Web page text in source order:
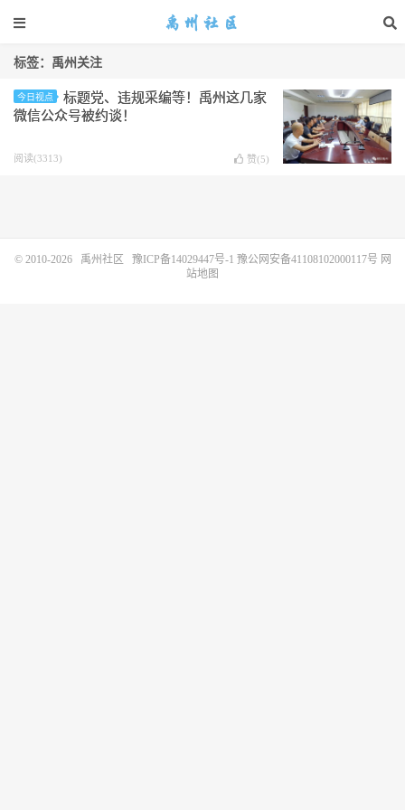
标签：禹州关注
今日视点
标题党、违规采编等！禹州这几家
微信公众号被约谈！
阅读(3313) 赞(5)
© 2010-2026 禹州社区 豫ICP备14029447号-1 豫公网安备41108102000117号 网
站地图